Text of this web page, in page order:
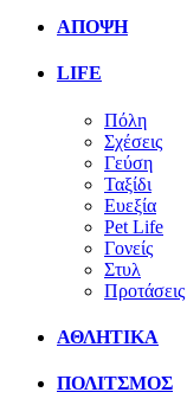
ΑΠΟΨΗ
LIFE
Πόλη
Σχέσεις
Γεύση
Ταξίδι
Ευεξία
Pet Life
Γονείς
Στυλ
Προτάσεις
ΑΘΛΗΤΙΚΑ
ΠΟΛΙΤΣΜΟΣ